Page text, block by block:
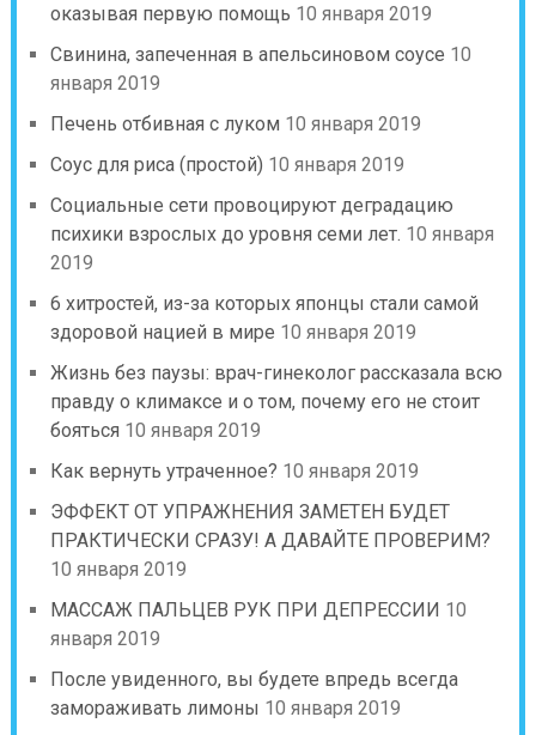
оказывая первую помощь 10 января 2019
Свинина, запеченная в апельсиновом соусе 10
января 2019
Печень отбивная с луком 10 января 2019
Соус для риса (простой) 10 января 2019
Социальные сети провоцируют деградацию
психики взрослых до уровня семи лет. 10 января
2019
6 хитростей, из-за которых японцы стали самой
здоровой нацией в мире 10 января 2019
Жизнь без паузы: врач-гинеколог рассказала всю
правду о климаксе и о том, почему его не стоит
бояться 10 января 2019
Как вернуть утраченное? 10 января 2019
ЭФФЕКТ ОТ УПРАЖНЕНИЯ ЗАМЕТЕН БУДЕТ
ПРАКТИЧЕСКИ СРАЗУ! А ДАВАЙТЕ ПРОВЕРИМ?
10 января 2019
МАССАЖ ПАЛЬЦЕВ РУК ПРИ ДЕПРЕССИИ 10
января 2019
После увиденного, вы будете впредь всегда
замораживать лимоны 10 января 2019